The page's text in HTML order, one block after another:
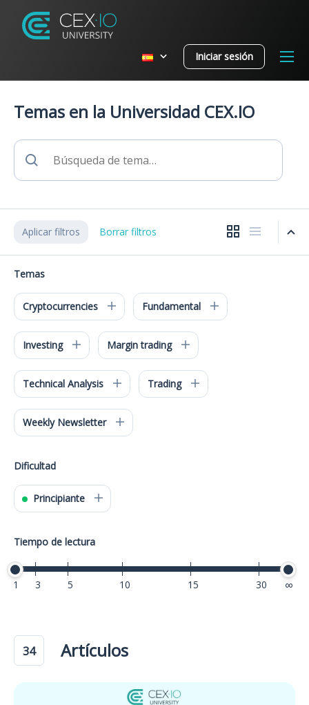
Iniciar sesión
Temas en la Universidad CEX.IO
Aplicar filtros Borrar filtros
Temas
Cryptocurrencies Fundamental
Investing Margin trading
Technical Analysis Trading
Weekly Newsletter
Dificultad
Principiante
Tiempo de lectura
1 3 5 10 15 30 40
34 Artículos